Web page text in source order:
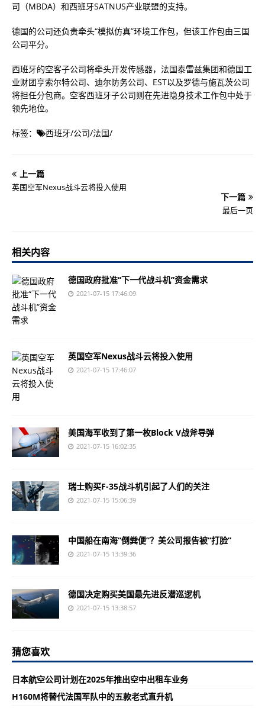
司（MBDA）和西班牙SATNUS产业联盟的支持。
德国的公司还负责牵头“模拟仿真”环境工作包，但该工作包由三国
公司平分。
西班牙的空客子公司将牵头开发传感器，法国泰雷兹集团和德国工
业财团亨索尔特公司、迪尔防务公司、EST以及罗德与施瓦茨公司
将担任分包商。空客西班牙子公司则在先进隐身技术工作包中处于
领先地位。
标签： 西班牙/公司/法国/
上一篇
英国空军Nexus战斗云将投入使用
下一篇
最后一页
相关内容
德国政府批准“下一代战斗机”资金需求
2021-07-15 17:46:09
英国空军Nexus战斗云将投入使用
2021-07-15 17:46:07
美国海军收到了第一枚Block V战斧导弹
2021-07-15 16:02:35
瑞士购买F-35战斗机引起了人们的关注
2021-07-15 15:06:39
中国船在南海“倒粪便”？美公司报告被“打脸”
2021-07-15 13:39:36
德国决定购买美国最先进反潜巡逻机
2021-07-15 13:38:57
猜您喜欢
日本航空公司计划在2025年推出空中出租车业务
H160M将替代法国军队中的五款老式直升机